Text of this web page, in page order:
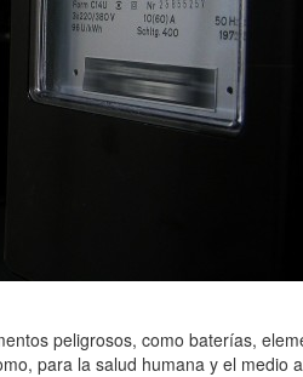
peligrosos, como baterías,
para la salud humana y el medio